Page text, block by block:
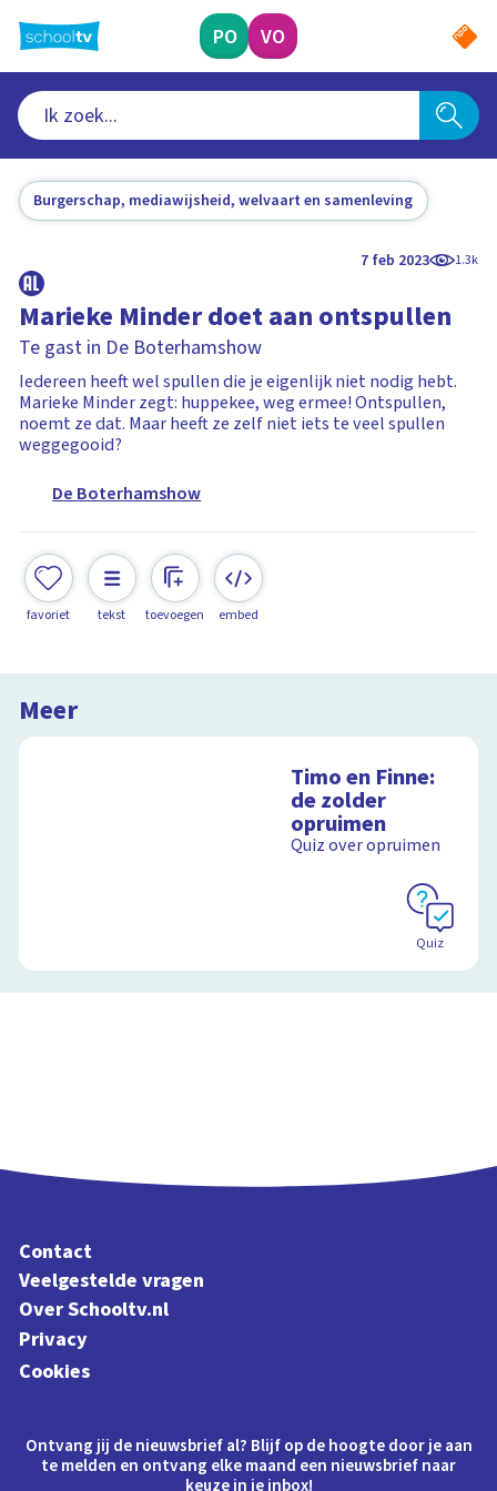
naar
hoofdinhoud
PO VO
Burgerschap, mediawijsheid, welvaart en samenleving
7 feb 2023 1.3k
Marieke Minder doet aan ontspullen
Te gast in De Boterhamshow
Iedereen heeft wel spullen die je eigenlijk niet nodig hebt.
Marieke Minder zegt: huppekee, weg ermee! Ontspullen,
noemt ze dat. Maar heeft ze zelf niet iets te veel spullen
weggegooid?
De Boterhamshow
favoriet tekst toevoegen embed
Meer
Timo en Finne:
de zolder
opruimen
Quiz over opruimen
Quiz
Contact
Veelgestelde vragen
Over Schooltv.nl
Privacy
Cookies
Ontvang jij de nieuwsbrief al? Blijf op de hoogte door je aan
te melden en ontvang elke maand een nieuwsbrief naar
keuze in je inbox!